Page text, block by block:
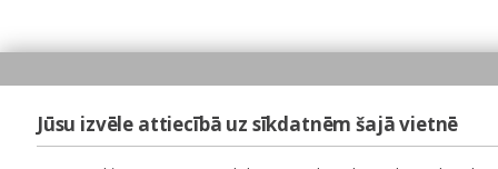
Jūsu izvēle attiecībā uz sīkdatnēm šajā vietnē